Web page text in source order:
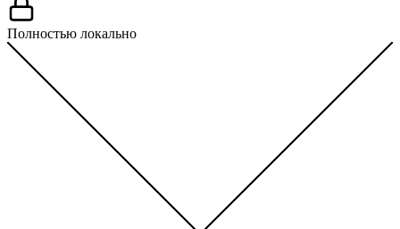
Полностью локально